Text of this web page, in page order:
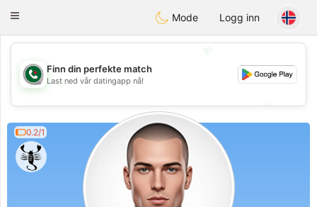
Weshrak
Toggle
Mode Logg inn
💖
💕
💕
Finn din perfekte match
Last ned vår datingapp nå!
0.2/1